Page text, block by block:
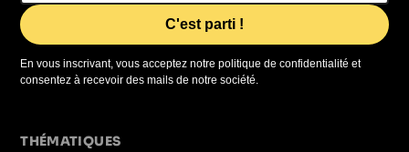
En vous inscrivant, vous acceptez notre politique de confidentialité et
consentez à recevoir des mails de notre société.
THÉMATIQUES